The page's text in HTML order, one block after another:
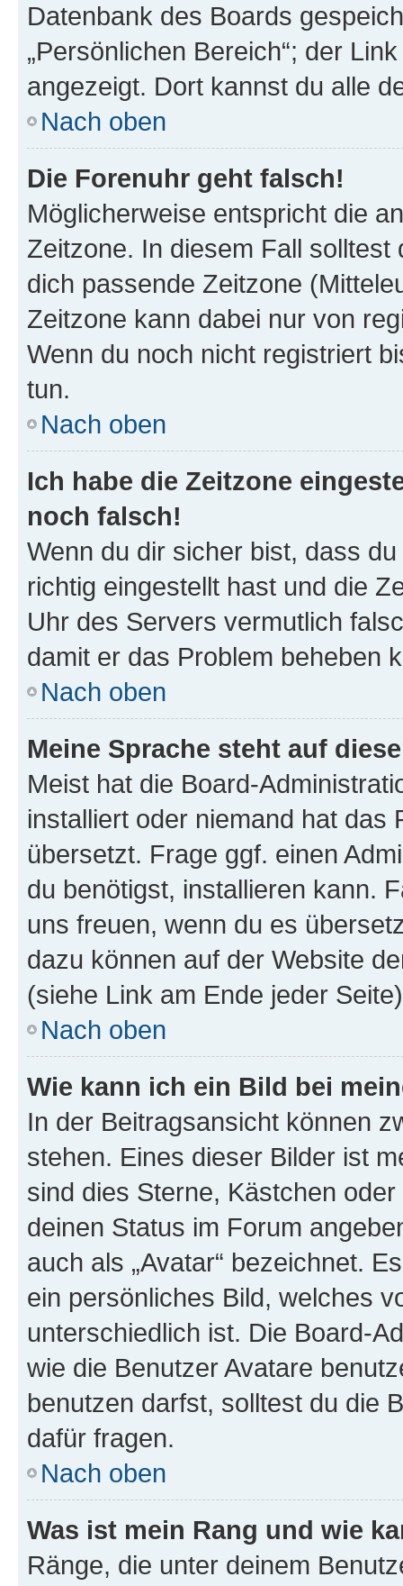
Datenbank des Boards
„Persönlichen Bereich“; der
angezeigt. Dort kannst du alle
Nach oben
Die Forenuhr geht falsch!
Möglicherweise entspricht die
Zeitzone. In diesem Fall solltest
dich passende Zeitzone
Zeitzone kann dabei nur von
Wenn du noch nicht registriert
tun.
Nach oben
Ich habe die Zeitzone
noch falsch!
Wenn du dir sicher bist, dass
richtig eingestellt hast und die
Uhr des Servers vermutlich
damit er das Problem beheben
Nach oben
Meine Sprache steht auf
Meist hat die Board-
installiert oder niemand hat das
übersetzt. Frage ggf. einen
du benötigst, installieren kann.
uns freuen, wenn du es
dazu können auf der Website
(siehe Link am Ende jeder
Nach oben
Wie kann ich ein Bild bei
In der Beitragsansicht können
stehen. Eines dieser Bilder ist
sind dies Sterne, Kästchen
deinen Status im Forum
auch als „Avatar“ bezeichnet.
ein persönliches Bild, welches
unterschiedlich ist. Die Board-
wie die Benutzer Avatare
benutzen darfst, solltest du die
dafür fragen.
Nach oben
Was ist mein Rang und wie
Ränge, die unter deinem